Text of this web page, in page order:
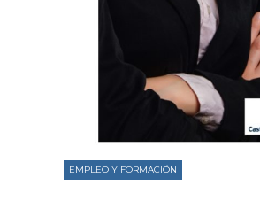
EMPLEO Y FORMACIÓN